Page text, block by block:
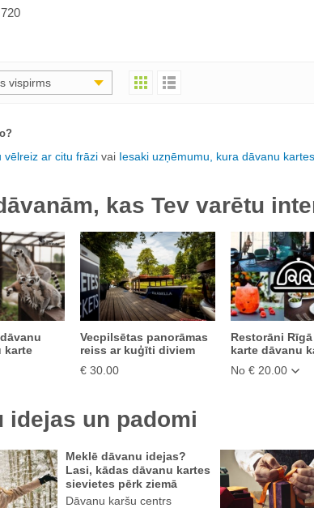
vispirms
vēlreiz ar citu frāzi vai Iesaki uzņēmumu, kura dāvanu
kas Tev varētu
karte
Vecpilsētas panorāmas
reiss ar kuģīti diviem
€ 30.00
Restorāni
karte dāvanu
No € 20.00
idejas un padomi
Meklē dāvanu idejas?
Lasi, kādas dāvanu kartes
sievietes pērk ziemā
Dāvanu karšu centrs